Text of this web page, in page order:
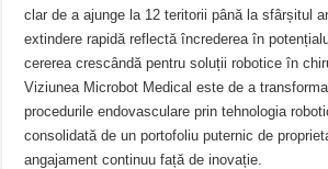
clar de a ajunge la 12 teritorii până la sfârșitul
extindere rapidă reflectă încrederea în
cererea crescândă pentru soluții robotice în
Viziunea Microbot Medical este de a
procedurile endovasculare prin tehnologia
consolidată de un portofoliu puternic de
angajament continuu față de inovație.